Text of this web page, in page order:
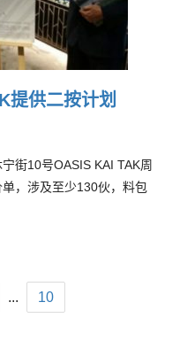
提供二按计划
街10号OASIS KAI TAK周
，涉及至少130伙，料包
... 10